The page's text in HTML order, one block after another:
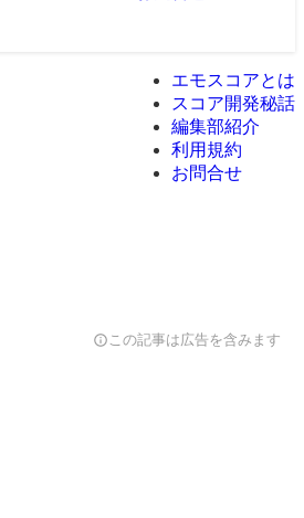
エモスコアとは
スコア開発秘話
編集部紹介
利用規約
お問合せ
infoこの記事は広告を含みます